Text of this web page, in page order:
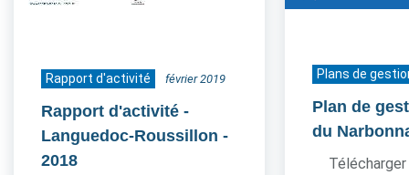
Rapport d'activité février 2019
Rapport d'activité -
Languedoc-Roussillon -
2018
Plans de
Plan de
du